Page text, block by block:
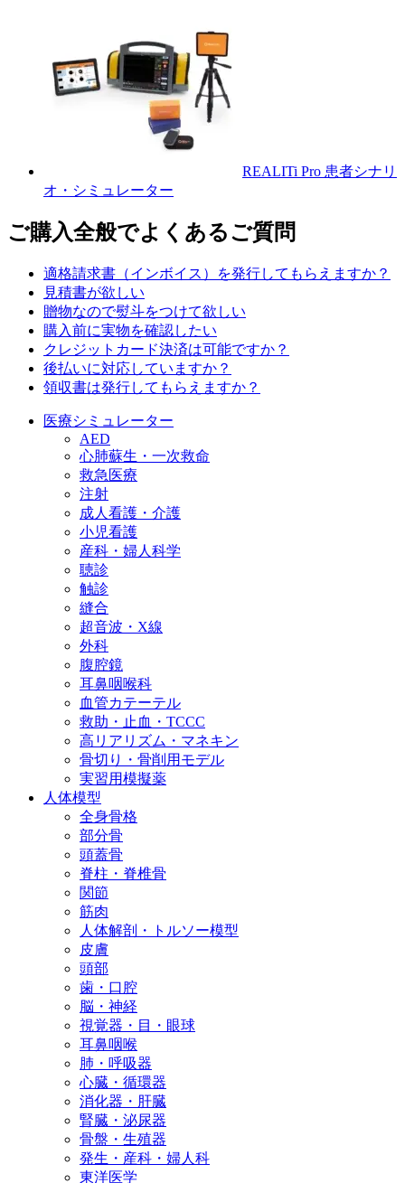
REALITi Pro 患者シナリ
オ・シミュレーター
ご購入全般でよくあるご質問
適格請求書（インボイス）を発行してもらえますか？
見積書が欲しい
贈物なので熨斗をつけて欲しい
購入前に実物を確認したい
クレジットカード決済は可能ですか？
後払いに対応していますか？
領収書は発行してもらえますか？
医療シミュレーター
AED
心肺蘇生・一次救命
救急医療
注射
成人看護・介護
小児看護
産科・婦人科学
聴診
触診
縫合
超音波・X線
外科
腹腔鏡
耳鼻咽喉科
血管カテーテル
救助・止血・TCCC
高リアリズム・マネキン
骨切り・骨削用モデル
実習用模擬薬
人体模型
全身骨格
部分骨
頭蓋骨
脊柱・脊椎骨
関節
筋肉
人体解剖・トルソー模型
皮膚
頭部
歯・口腔
脳・神経
視覚器・目・眼球
耳鼻咽喉
肺・呼吸器
心臓・循環器
消化器・肝臓
腎臓・泌尿器
骨盤・生殖器
発生・産科・婦人科
東洋医学